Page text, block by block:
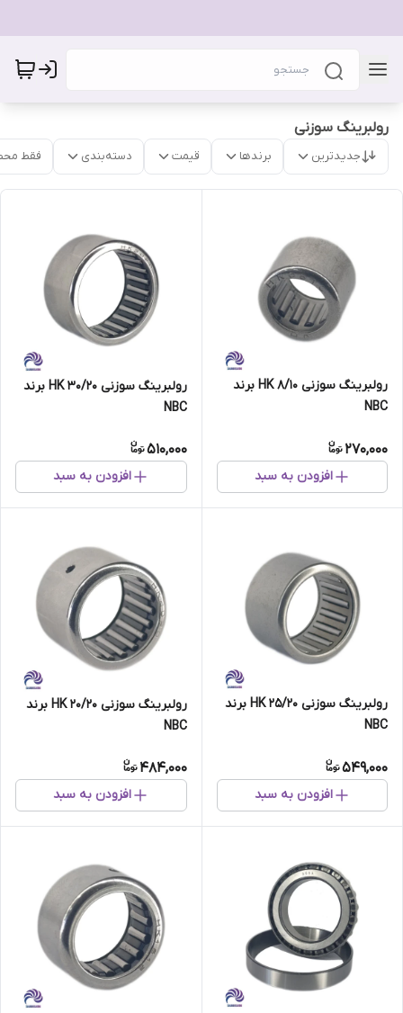
رولبرینگ سوزنی
جدیدترین برندها قیمت دسته‌بندی فقط
رولبرینگ سوزنی HK 8/10 برند
NBC
270,000
افزودن به سبد
رولبرینگ سوزنی HK 30/20 برند
NBC
510,000
افزودن به سبد
رولبرینگ سوزنی HK 25/20 برند
NBC
549,000
افزودن به سبد
رولبرینگ سوزنی HK 20/20 برند
NBC
484,000
افزودن به سبد